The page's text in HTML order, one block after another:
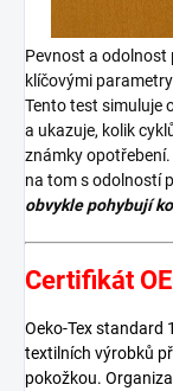
Pevnost a odolnost
klíčovými parametry
Tento test simuluje
a ukazuje, kolik
známky opotřebení.
na tom s odolností
obvykle pohybují
Certifikát
Oeko-Tex standard
textilních výrobků
pokožkou.